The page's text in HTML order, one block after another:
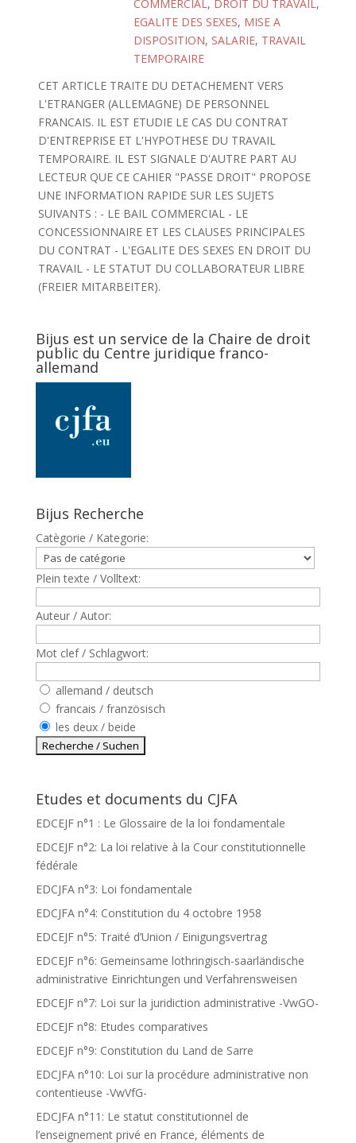
COMMERCIAL, DROIT DU TRAVAIL,
EGALITE DES SEXES, MISE A
DISPOSITION, SALARIE, TRAVAIL
TEMPORAIRE
CET ARTICLE TRAITE DU DETACHEMENT VERS
L'ETRANGER (ALLEMAGNE) DE PERSONNEL
FRANCAIS. IL EST ETUDIE LE CAS DU CONTRAT
D'ENTREPRISE ET L'HYPOTHESE DU TRAVAIL
TEMPORAIRE. IL EST SIGNALE D'AUTRE PART AU
LECTEUR QUE CE CAHIER "PASSE DROIT" PROPOSE
UNE INFORMATION RAPIDE SUR LES SUJETS
SUIVANTS : - LE BAIL COMMERCIAL - LE
CONCESSIONNAIRE ET LES CLAUSES PRINCIPALES
DU CONTRAT - L'EGALITE DES SEXES EN DROIT DU
TRAVAIL - LE STATUT DU COLLABORATEUR LIBRE
(FREIER MITARBEITER).
Bijus est un service de la Chaire de droit
public du Centre juridique franco-
allemand
Bijus Recherche
Catègorie / Kategorie:
Plein texte / Volltext:
Auteur / Autor:
Mot clef / Schlagwort:
allemand / deutsch
francais / französisch
les deux / beide
Etudes et documents du CJFA
EDCEJF n°1 : Le Glossaire de la loi fondamentale
EDCEJF n°2: La loi relative à la Cour constitutionnelle
fédérale
EDCJFA n°3: Loi fondamentale
EDCJFA n°4: Constitution du 4 octobre 1958
EDCEJF n°5: Traité d’Union / Einigungsvertrag
EDCEJF n°6: Gemeinsame lothringisch-saarländische
administrative Einrichtungen und Verfahrensweisen
EDCEJF n°7: Loi sur la juridiction administrative -VwGO-
EDCEJF n°8: Etudes comparatives
EDCEJF n°9: Constitution du Land de Sarre
EDCJFA n°10: Loi sur la procédure administrative non
contentieuse -VwVfG-
EDCJFA n°11: Le statut constitutionnel de
l’enseignement privé en France, éléments de